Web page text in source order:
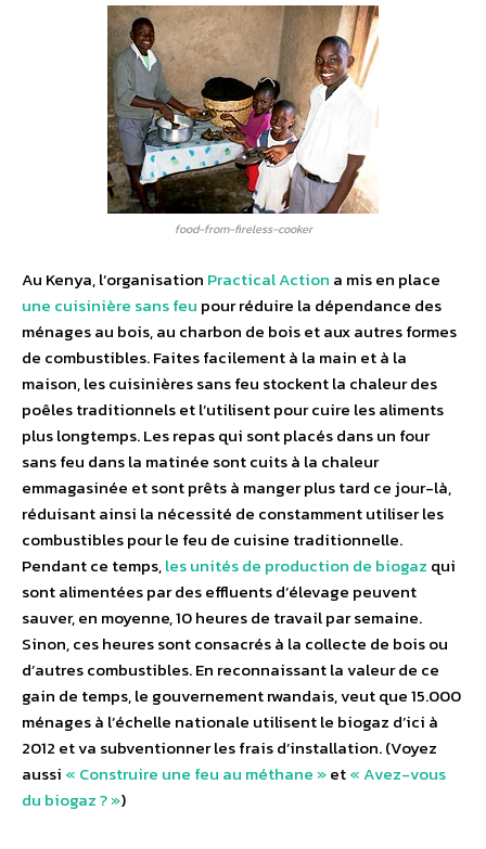
food-from-fireless-cooker
Au Kenya, l’organisation Practical Action a mis en place
une cuisinière sans feu pour réduire la dépendance des
ménages au bois, au charbon de bois et aux autres formes
de combustibles. Faites facilement à la main et à la
maison, les cuisinières sans feu stockent la chaleur des
poêles traditionnels et l’utilisent pour cuire les aliments
plus longtemps. Les repas qui sont placés dans un four
sans feu dans la matinée sont cuits à la chaleur
emmagasinée et sont prêts à manger plus tard ce jour-là,
réduisant ainsi la nécessité de constamment utiliser les
combustibles pour le feu de cuisine traditionnelle.
Pendant ce temps,les unités de production de biogaz qui
sont alimentées par des effluents d’élevage peuvent
sauver, en moyenne, 10 heures de travail par semaine.
Sinon, ces heures sont consacrés à la collecte de bois ou
d’autres combustibles. En reconnaissant la valeur de ce
gain de temps, le gouvernement rwandais, veut que 15.000
ménages à l’échelle nationale utilisent le biogaz d’ici à
2012 et va subventionner les frais d’installation. (Voyez
aussi « Construire une feu au méthane »et« Avez-vous
du biogaz ? »)